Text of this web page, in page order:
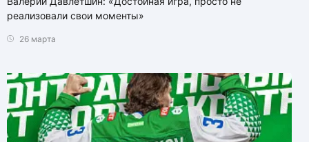
реализовали свои моменты»
26 марта